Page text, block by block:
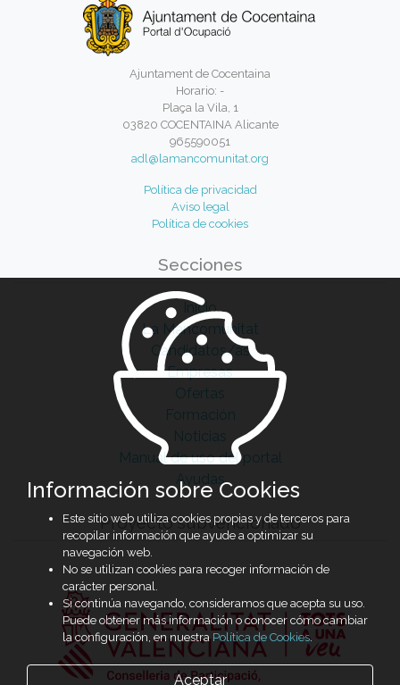
Ajuntament de Cocentaina
Horario: -
Plaça la Vila, 1
03820 COCENTAINA Alicante
965590051
adl@lamancomunitat.org
Política de privacidad
Aviso legal
Política de cookies
Secciones
Inicio
La Mancomunitat
Candidatos/as
Empresas
Ofertas
Formación
Noticias
Manual de uso del portal
Ayudas
Proyecto subvencionado
Información sobre Cookies
Este sitio web utiliza cookies propias y de terceros para
recopilar información que ayude a optimizar su
navegación web.
No se utilizan cookies para recoger información de
carácter personal.
Si continúa navegando, consideramos que acepta su uso.
Puede obtener más información o conocer cómo cambiar
la configuración, en nuestra Política de Cookies.
Aceptar